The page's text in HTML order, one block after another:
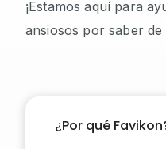
¡Estamos aquí para
ansiosos por saber de
¿Por qué